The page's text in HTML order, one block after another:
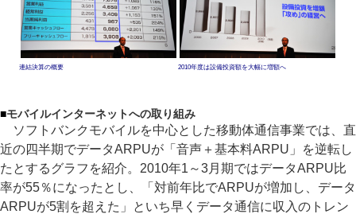
連結決算の概要 2010年度は設備投資額を大幅に増額へ
■モバイルインターネットへの取り組み
ソフトバンクモバイルを中心とした移動体通信事業では、直
近の四半期でデータARPUが「音声＋基本料ARPU」を逆転し
たとするグラフを紹介。2010年1～3月期ではデータARPU比
率が55％になったとし、「対前年比でARPUが増加し、データ
ARPUが5割を超えた」といち早くデータ通信に収入のトレン